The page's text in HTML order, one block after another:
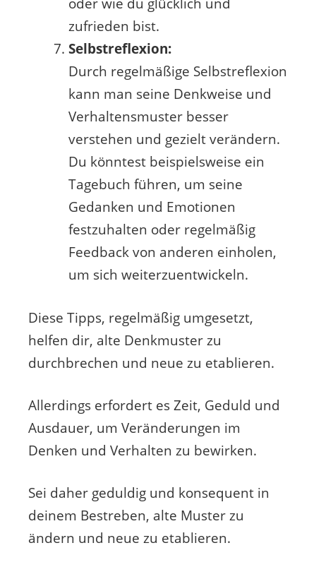
oder wie du glücklich und
zufrieden bist.
Selbstreflexion:
Durch regelmäßige Selbstreflexion
kann man seine Denkweise und
Verhaltensmuster besser
verstehen und gezielt verändern.
Du könntest beispielsweise ein
Tagebuch führen, um seine
Gedanken und Emotionen
festzuhalten oder regelmäßig
Feedback von anderen einholen,
um sich weiterzuentwickeln.
Diese Tipps, regelmäßig umgesetzt,
helfen dir, alte Denkmuster zu
durchbrechen und neue zu etablieren.
Allerdings erfordert es Zeit, Geduld und
Ausdauer, um Veränderungen im
Denken und Verhalten zu bewirken.
Sei daher geduldig und konsequent in
deinem Bestreben, alte Muster zu
ändern und neue zu etablieren.